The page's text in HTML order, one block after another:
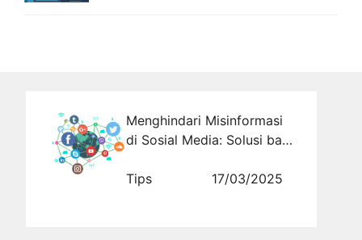
Menghindari Misinformasi
di Sosial Media: Solusi bagi
Tips
17/03/2025